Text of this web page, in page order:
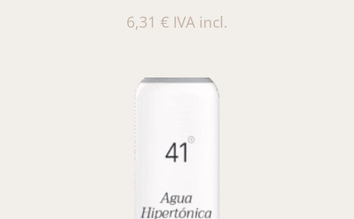
6,31 € IVA incl.